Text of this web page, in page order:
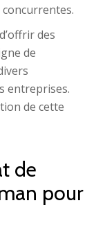
des
de
entreprises.
de cette
de
pour